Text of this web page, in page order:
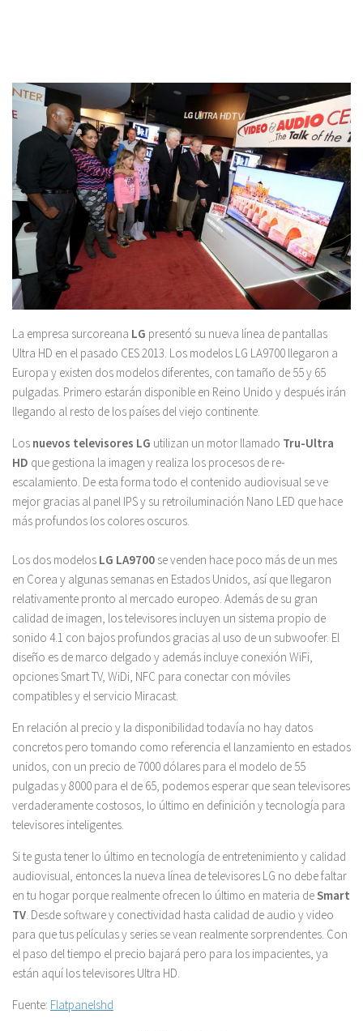
La empresa surcoreana LG presentó su nueva línea de pantallas
Ultra HD en el pasado CES 2013. Los modelos LG LA9700 llegaron a
Europa y existen dos modelos diferentes, con tamaño de 55 y 65
pulgadas. Primero estarán disponible en Reino Unido y después irán
llegando al resto de los países del viejo continente.
Los nuevos televisores LG utilizan un motor llamado Tru-Ultra
HD que gestiona la imagen y realiza los procesos de re-
escalamiento. De esta forma todo el contenido audiovisual se ve
mejor gracias al panel IPS y su retroiluminación Nano LED que hace
más profundos los colores oscuros.
Los dos modelos LG LA9700 se venden hace poco más de un mes
en Corea y algunas semanas en Estados Unidos, así que llegaron
relativamente pronto al mercado europeo. Además de su gran
calidad de imagen, los televisores incluyen un sistema propio de
sonido 4.1 con bajos profundos gracias al uso de un subwoofer. El
diseño es de marco delgado y además incluye conexión WiFi,
opciones Smart TV, WiDi, NFC para conectar con móviles
compatibles y el servicio Miracast.
En relación al precio y la disponibilidad todavía no hay datos
concretos pero tomando como referencia el lanzamiento en estados
unidos, con un precio de 7000 dólares para el modelo de 55
pulgadas y 8000 para el de 65, podemos esperar que sean televisores
verdaderamente costosos, lo último en definición y tecnología para
televisores inteligentes.
Si te gusta tener lo último en tecnología de entretenimiento y calidad
audiovisual, entonces la nueva línea de televisores LG no debe faltar
en tu hogar porque realmente ofrecen lo último en materia deSmart
TV. Desde software y conectividad hasta calidad de audio y video
para que tus películas y series se vean realmente sorprendentes. Con
el paso del tiempo el precio bajará pero para los impacientes, ya
están aquí los televisores Ultra HD.
Fuente: Flatpanelshd